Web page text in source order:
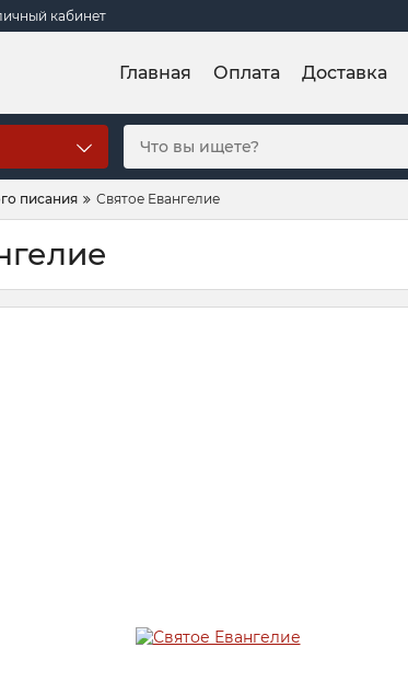
кабинет
Главная Оплата Доставка
писания Святое Евангелие